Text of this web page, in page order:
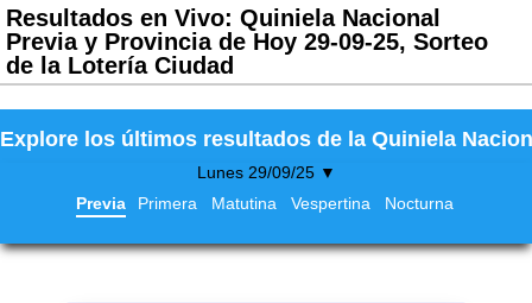
Resultados en Vivo: Quiniela Nacional
Previa y Provincia de Hoy 29-09-25, Sorteo
de la Lotería Ciudad
Explore los últimos resultados de la Quiniela
Lunes 29/09/25 ▼
Previa
Primera Matutina Vespertina Nocturna